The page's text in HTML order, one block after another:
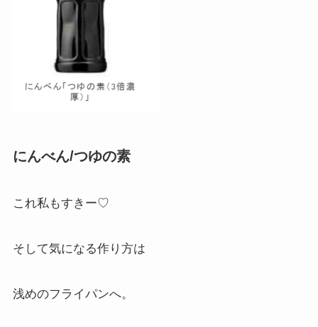
にんべん/つゆの素
これ私もすきー♡
そして気になる作り方は
浅めのフライパンへ。